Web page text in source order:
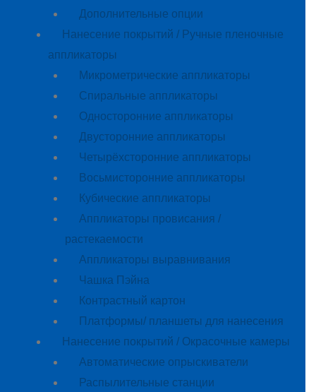
Дополнительные опции
Нанесение покрытий / Ручные пленочные
аппликаторы
Микрометрические аппликаторы
Спиральные аппликаторы
Односторонние аппликаторы
Двусторонние аппликаторы
Четырёхсторонние аппликаторы
Восьмисторонние аппликаторы
Кубические аппликаторы
Аппликаторы провисания /
растекаемости
Аппликаторы выравнивания
Чашка Пэйна
Контрастный картон
Платформы/ планшеты для нанесения
Нанесение покрытий / Окрасочные камеры
Автоматические опрыскиватели
Распылительные станции